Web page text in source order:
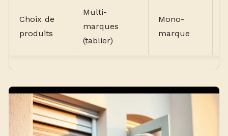
Choix de
produits
Multi-
marques
(tablier)
Mono-
marque